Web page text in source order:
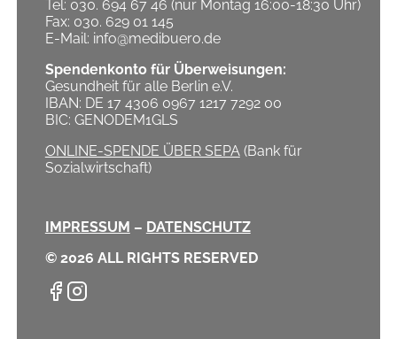
Tel: 030. 694 67 46 (nur Montag 16:00-18:30 Uhr)
Fax: 030. 629 01 145
E-Mail: info@medibuero.de
Spendenkonto für Überweisungen:
Gesundheit für alle Berlin e.V.
IBAN: DE 17 4306 0967 1217 7292 00
BIC: GENODEM1GLS
ONLINE-SPENDE ÜBER SEPA(Bank für
Sozialwirtschaft)
IMPRESSUM – DATENSCHUTZ
© 2026 ALL RIGHTS RESERVED